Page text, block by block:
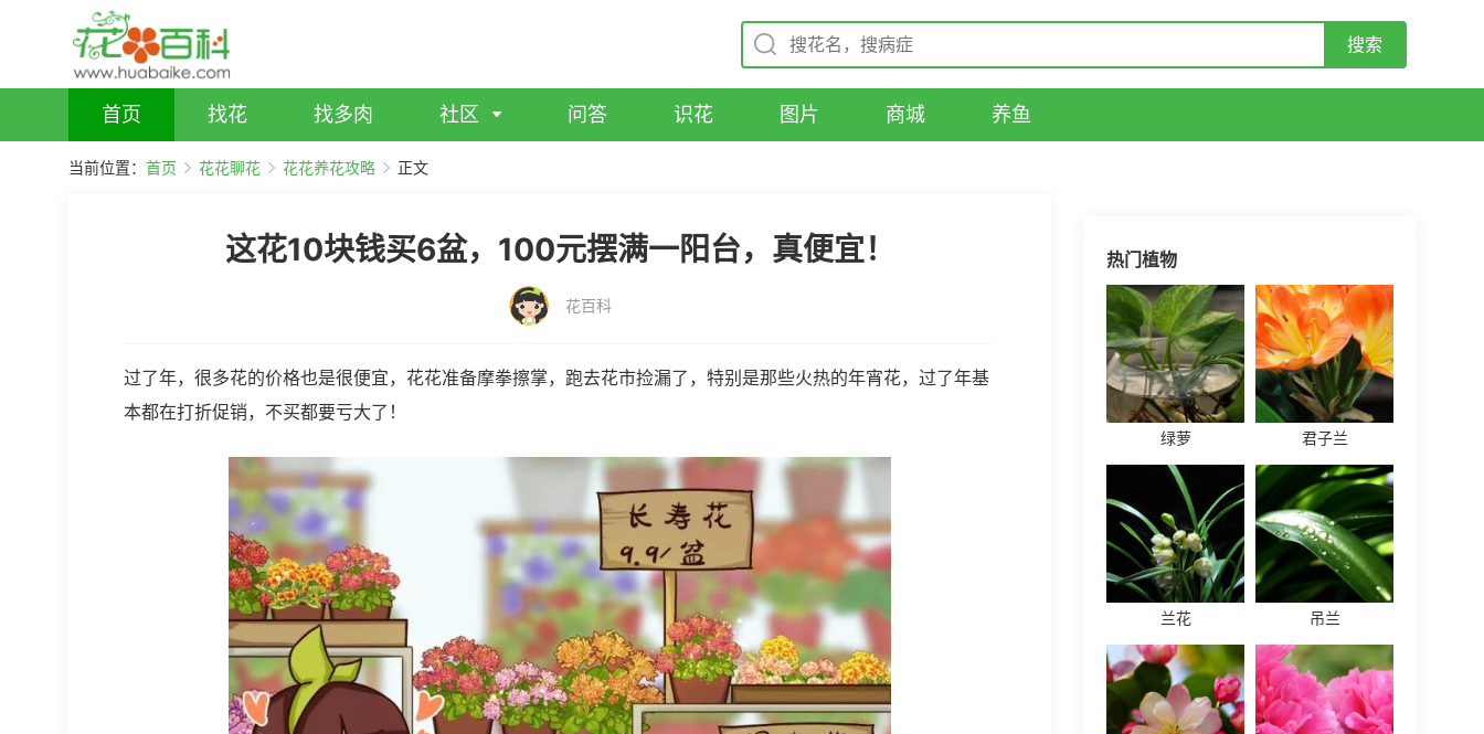
首页 找花 找多肉 社区 问答 识花 图片 商城 养鱼
当前位置： 首页 花花聊花 花花养花攻略 正文
这花10块钱买6盆，100元摆满一阳台，真便宜！
花百科
过了年，很多花的价格也是很便宜，花花准备摩拳擦掌，跑去花市捡漏了，特别是那些火热的年宵花，过了年基
本都在打折促销，不买都要亏大了！
热门植物
绿萝 君子兰
兰花 吊兰